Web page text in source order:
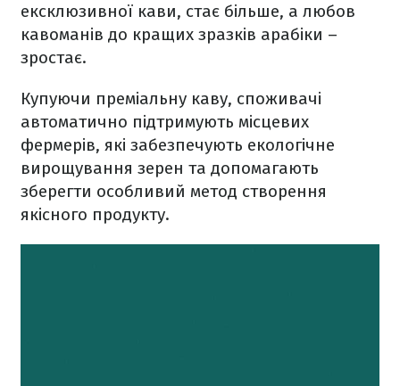
ексклюзивної кави, стає більше, а любов
кавоманів до кращих зразків арабіки –
зростає.
Купуючи преміальну каву, споживачі
автоматично підтримують місцевих
фермерів, які забезпечують екологічне
вирощування зерен та допомагають
зберегти особливий метод створення
якісного продукту.